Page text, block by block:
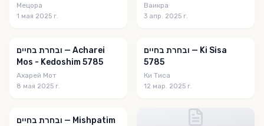
Мецора
1 мая 2025 г.
Ваикра
3 апр. 2025 г.
ובחרת בחיים — Acharei
Mos - Kedoshim 5785
Ахарей Мот
8 мая 2025 г.
ובחרת בחיים — Ki Sisa
5785
Ки Тиса
12 мар. 2025 г.
ובחרת בחיים — Mishpatim